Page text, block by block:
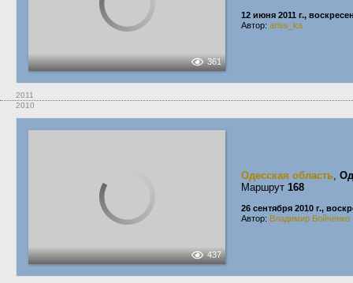
361
12 июня 2011 г.,
Автор: ariss_ka
2011
2010
437
Одесская область,
Маршрут 168
26 сентября 2010 г.,
Автор: Владимир Бойченко